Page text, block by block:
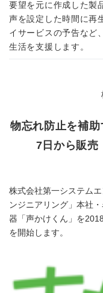
要望を元に作成した製
声を設定した時間に再
イサービスの予告など
生活を支援します。
物忘れ防止を補
7日から販売
株式会社第一システム
ンジニアリング」本社
器「声かけくん」を
を開始します。